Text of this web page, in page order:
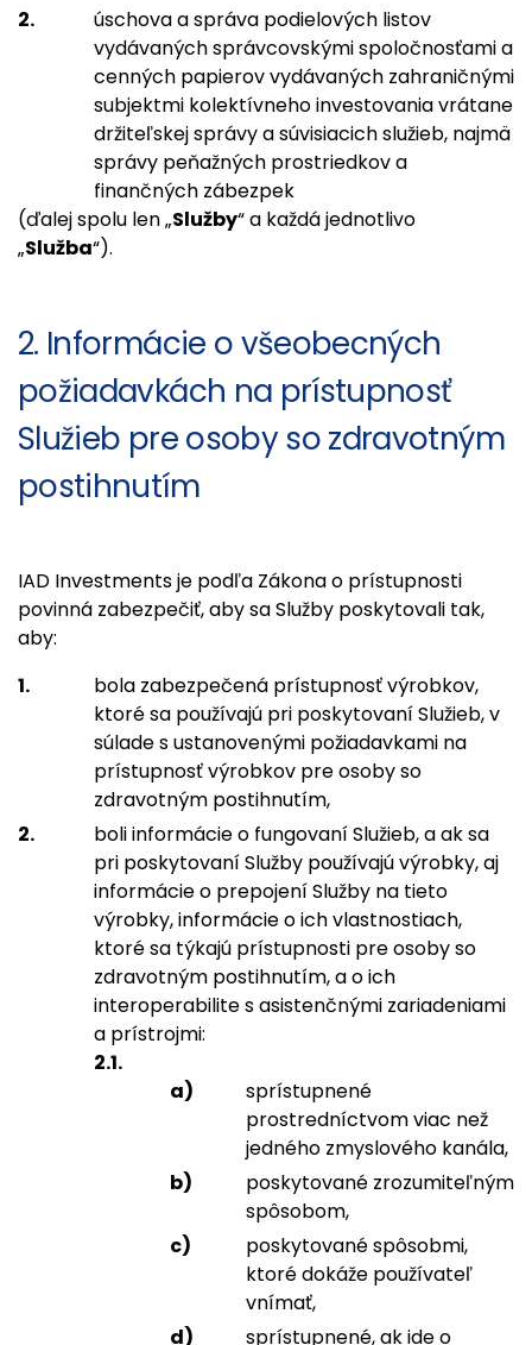
úschova a správa podielových listov
vydávaných správcovskými spoločnosťami a
cenných papierov vydávaných zahraničnými
subjektmi kolektívneho investovania vrátane
držiteľskej správy a súvisiacich služieb, najmä
správy peňažných prostriedkov a
finančných zábezpek
(ďalej spolu len „Služby“ a každá jednotlivo
„Služba“).
2. Informácie o všeobecných
požiadavkách na prístupnosť
Služieb pre osoby so zdravotným
postihnutím
IAD Investments je podľa Zákona o prístupnosti
povinná zabezpečiť, aby sa Služby poskytovali tak,
aby:
bola zabezpečená prístupnosť výrobkov,
ktoré sa používajú pri poskytovaní Služieb, v
súlade s ustanovenými požiadavkami na
prístupnosť výrobkov pre osoby so
zdravotným postihnutím,
boli informácie o fungovaní Služieb, a ak sa
pri poskytovaní Služby používajú výrobky, aj
informácie o prepojení Služby na tieto
výrobky, informácie o ich vlastnostiach,
ktoré sa týkajú prístupnosti pre osoby so
zdravotným postihnutím, a o ich
interoperabilite s asistenčnými zariadeniami
a prístrojmi:
sprístupnené
prostredníctvom viac než
jedného zmyslového kanála,
poskytované zrozumiteľným
spôsobom,
poskytované spôsobmi,
ktoré dokáže používateľ
vnímať,
sprístupnené, ak ide o